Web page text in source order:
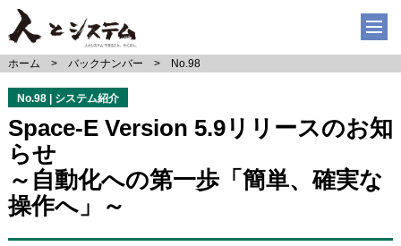
ホーム バックナンバー No.98
No.98 | システム紹介
Space-E Version 5.9リリースのお知
らせ
～自動化への第一歩「簡単、確実な
操作へ」～